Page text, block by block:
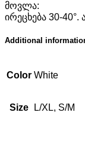
მოვლა:
ირეცხება 30-
Additional
Color White
Size L/XL, S/M